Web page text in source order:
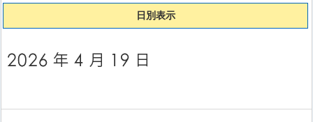
日別表示